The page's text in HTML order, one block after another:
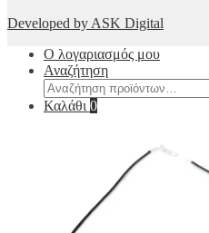
Developed by ASK Digital
Ο λογαριασμός μου
Αναζήτηση
Αναζήτηση
για:
Καλάθι 0